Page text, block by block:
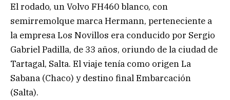
El rodado, un Volvo FH460 blanco, con
semirremolque marca Hermann, perteneciente a
la empresa Los Novillos era conducido por Sergio
Gabriel Padilla, de 33 años, oriundo de la ciudad de
Tartagal, Salta. El viaje tenía como origen La
Sabana (Chaco) y destino final Embarcación
(Salta).